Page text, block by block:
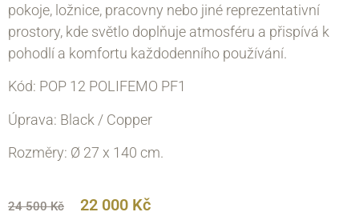
pokoje, ložnice, pracovny nebo jiné reprezentativní
prostory, kde světlo doplňuje atmosféru a přispívá k
pohodlí a komfortu každodenního používání.
Kód: POP 12 POLIFEMO PF1
Úprava: Black / Copper
Rozměry: Ø 27 х 140 cm.
24 500Kč 22 000 Kč